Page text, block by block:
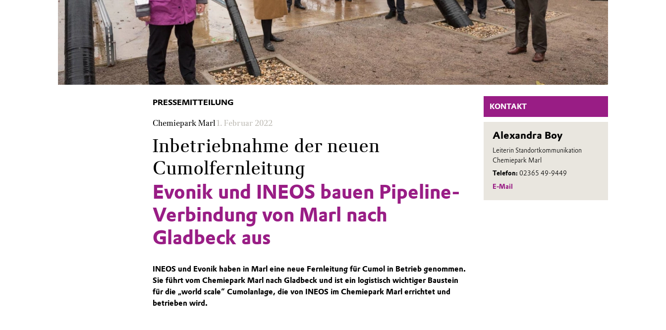
KONTAKT
Alexandra Boy
Leiterin Standortkommunikation
Chemiepark Marl
Telefon: 02365 49-9449
E-Mail
PRESSEMITTEILUNG
Chemiepark Marl1. Februar 2022
Inbetriebnahme der neuen
Cumolfernleitung
Evonik und INEOS bauen Pipeline-
Verbindung von Marl nach
Gladbeck aus
INEOS und Evonik haben in Marl eine neue Fernleitung für Cumol in Betrieb genommen.
Sie führt vom Chemiepark Marl nach Gladbeck und ist ein logistisch wichtiger Baustein
für die „world scale“ Cumolanlage, die von INEOS im Chemiepark Marl errichtet und
betrieben wird.